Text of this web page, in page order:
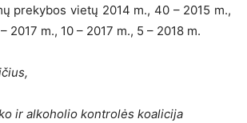
prekybos vietų 2014 m., 40 – 2015 m.,
2017 m., 10 – 2017 m., 5 – 2018 m.
ir alkoholio kontrolės koalicija